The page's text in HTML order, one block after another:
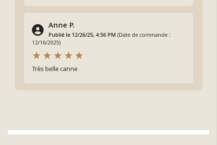
Anne P.
Publié le 12/26/25, 4:56 PM (Date de commande :
12/16/2025)
Très belle canne